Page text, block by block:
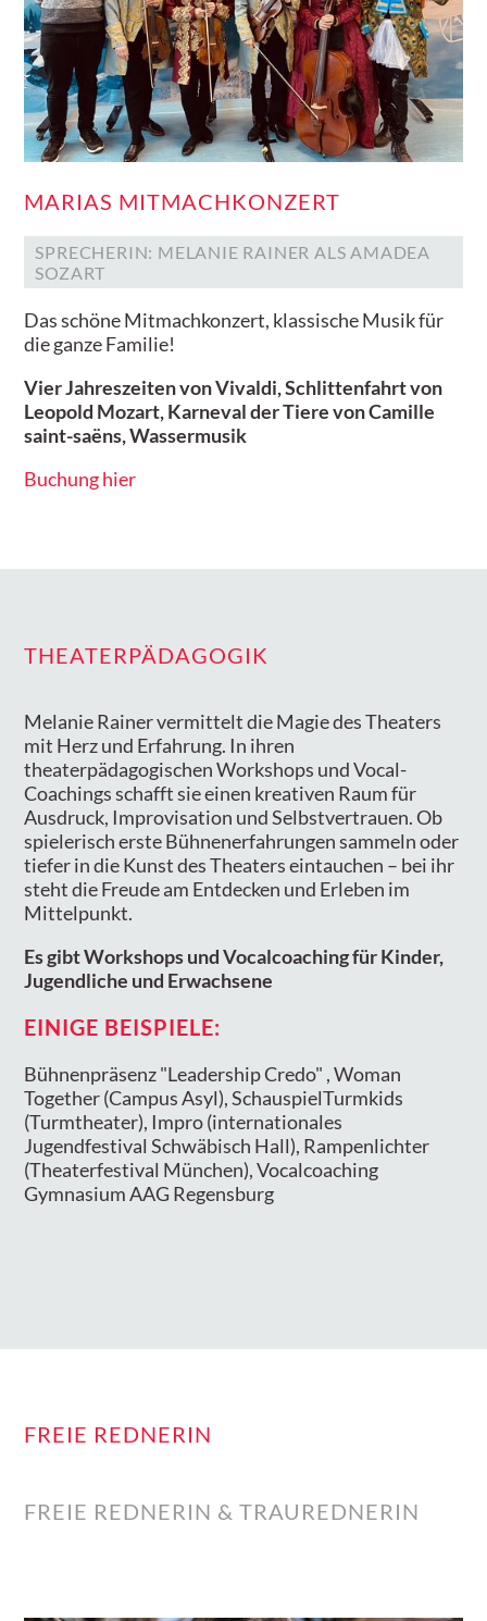
MARIAS MITMACHKONZERT
SPRECHERIN: MELANIE RAINER ALS AMADEA
SOZART
Das schöne Mitmachkonzert, klassische Musik für
die ganze Familie!
Vier Jahreszeiten von Vivaldi, Schlittenfahrt von
Leopold Mozart, Karneval der Tiere von Camille
saint-saëns, Wassermusik
Buchung hier
THEATERPÄDAGOGIK
Melanie Rainer vermittelt die Magie des Theaters
mit Herz und Erfahrung. In ihren
theaterpädagogischen Workshops und Vocal-
Coachings schafft sie einen kreativen Raum für
Ausdruck, Improvisation und Selbstvertrauen. Ob
spielerisch erste Bühnenerfahrungen sammeln oder
tiefer in die Kunst des Theaters eintauchen – bei ihr
steht die Freude am Entdecken und Erleben im
Mittelpunkt.
Es gibt Workshops und Vocalcoaching für Kinder,
Jugendliche und Erwachsene
EINIGE BEISPIELE:
Bühnenpräsenz "Leadership Credo" , Woman
Together (Campus Asyl), SchauspielTurmkids
(Turmtheater), Impro (internationales
Jugendfestival Schwäbisch Hall), Rampenlichter
(Theaterfestival München), Vocalcoaching
Gymnasium AAG Regensburg
FREIE REDNERIN
FREIE REDNERIN & TRAUREDNERIN